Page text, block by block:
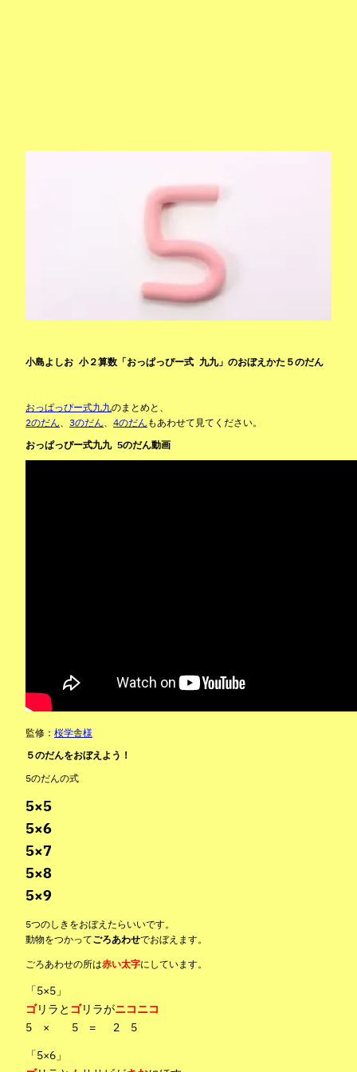
小島よしお 小２算数「おっぱっぴー式 九九」のおぼえかた５のだん
おっぱっぴー式九九のまとめと、
2のだん、 3のだん、 4のだん もあわせて見てください。
おっぱっぴー式九九 5のだん動画
監修： 桜学舎様
５のだんをおぼえよう！
5のだんの式
5×5
5×6
5×7
5×8
5×9
5つのしきをおぼえたらいいです。
動物をつかってごろあわせでおぼえます。
ごろあわせの所は赤い太字にしています。
「5×5」
ゴリラと ゴリラがニコニコ
5 × 5 = 2 5
「5×6」